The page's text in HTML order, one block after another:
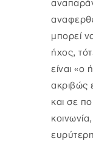
μπορεί
ήχος,
είναι «ο
ακριβώς
και σε